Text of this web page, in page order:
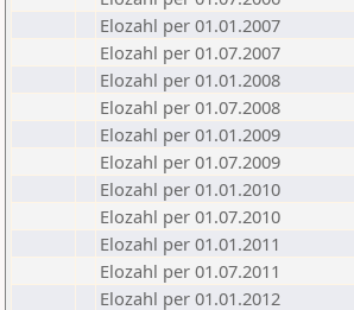
Elozahl per 01.01.2007
Elozahl per 01.07.2007
Elozahl per 01.01.2008
Elozahl per 01.07.2008
Elozahl per 01.01.2009
Elozahl per 01.07.2009
Elozahl per 01.01.2010
Elozahl per 01.07.2010
Elozahl per 01.01.2011
Elozahl per 01.07.2011
Elozahl per 01.01.2012